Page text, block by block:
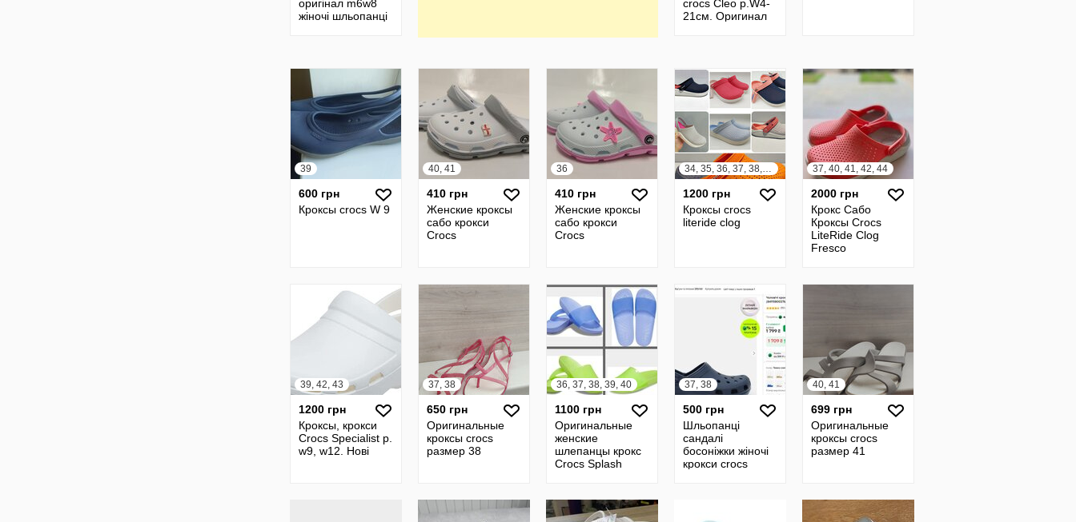
оригінал m6w8
жіночі шльопанці
crocs Cleo р.W4-
21см. Оригинал
39
600 грн
Кроксы crocs W 9
40, 41
410 грн
Женские кроксы
сабо крокси
Crocs
36
410 грн
Женские кроксы
сабо крокси
Crocs
34, 35, 36, 37, 38, 39, 40, 41, 42, 43, 44, 45, 46
1200 грн
Кроксы crocs
literide clog
37, 40, 41, 42, 44
2000 грн
Крокс Сабо
Кроксы Crocs
LiteRide Clog
Fresco
39, 42, 43
1200 грн
Кроксы, крокси
Crocs Specialist р.
w9, w12. Нові
37, 38
650 грн
Оригинальные
кроксы crocs
размер 38
36, 37, 38, 39, 40
1100 грн
Оригинальные
женские
шлепанцы крокс
Crocs Splash
Splash Slide w6-
w10
37, 38
500 грн
Шльопанці
сандалі
босоніжки жіночі
крокси crocs
40, 41
699 грн
Оригинальные
кроксы crocs
размер 41